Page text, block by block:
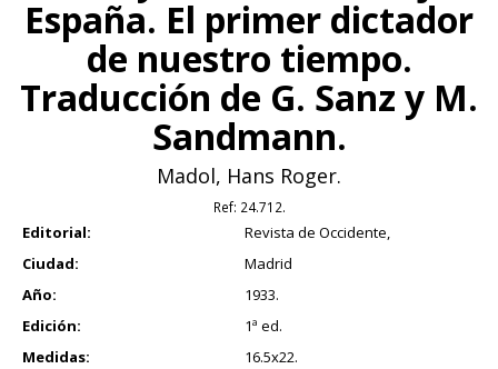
España. El primer dictador
de nuestro tiempo.
Traducción de G. Sanz y M.
Sandmann.
Madol, Hans Roger.
Ref: 24.712.
Editorial:
Revista de Occidente,
Ciudad:
Madrid
Año:
1933.
Edición:
1ª ed.
Medidas:
16.5x22.